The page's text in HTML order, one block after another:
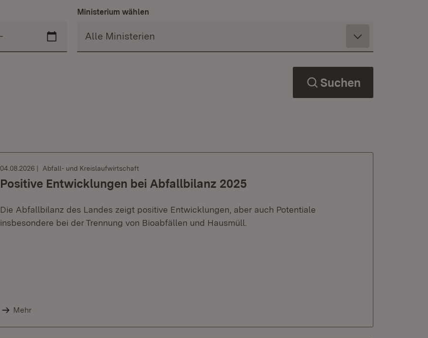
Ministerium wählen
Suchen
04.08.2026 Abfall- und Kreislaufwirtschaft
Positive Entwicklungen bei Abfallbilanz 2025
Die Abfallbilanz des Landes zeigt positive Entwicklungen, aber auch Potentiale
insbesondere bei der Trennung von Bioabfällen und Hausmüll.
Mehr